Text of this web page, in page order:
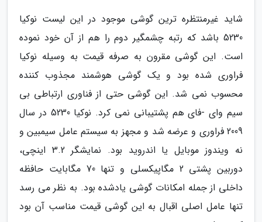
شاید غیرمنتظره ترین گوشی موجود در این لیست نوکیا
5230 باشد که رتبه چشمگیر دوم را هم از آن خود نموده
است. این گوشی مقرون به صرفه قیمت به وسیله نوکیا
فراوری شده بود و یک گوشی هوشمند مجذوب کننده
محسوب نمی شد. این گوشی حتی از فناوری ارتباطی بی
سیم وای -فای هم پشتیبانی نمی کرد. نوکیا 5230 در سال
2009 فراوری و عرضه شد و مجهز به سیستم عامل سیمبین و
نه ویندوز موبایل یا اندروید بود. نمایشگر 3.2 اینچی،
دوربین پشتی 2 مگاپیکسلی و تنها 70 مگابایت حافظه
داخلی از جمله امکانات گوشی یادشده بود. به نظر می رسد
تنها عامل اصلی اقبال به این گوشی قیمت مناسب آن بود